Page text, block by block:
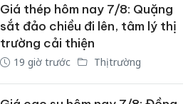
Giá thép hôm nay 7/8: Quặng
sắt đảo chiều đi lên, tâm lý thị
trường cải thiện
19 giờ trước Thị trường